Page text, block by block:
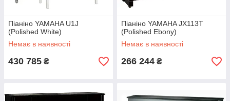
Піаніно YAMAHA U1J
(Polished White)
Немає в наявності
430 785 ₴
Піаніно YAMAHA JX113T
(Polished Ebony)
Немає в наявності
266 244 ₴